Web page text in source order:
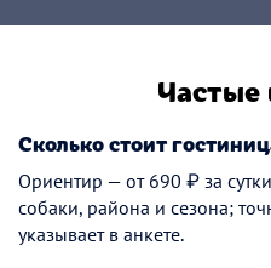
Частые
Сколько стоит
Ориентир — от 690 ₽ за
собаки, района и сезона;
указывает в анкете.